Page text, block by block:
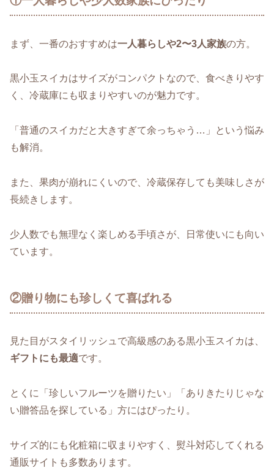
まず、一番のおすすめは一人暮らしや2〜3人家族の方。
黒小玉スイカはサイズがコンパクトなので、食べきりやす
く、冷蔵庫にも収まりやすいのが魅力です。
「普通のスイカだと大きすぎて余っちゃう…」という悩み
も解消。
また、果肉が崩れにくいので、冷蔵保存しても美味しさが
長続きします。
少人数でも無理なく楽しめる手頃さが、日常使いにも向い
ています。
②贈り物にも珍しくて喜ばれる
見た目がスタイリッシュで高級感のある黒小玉スイカは、
ギフトにも最適です。
とくに「珍しいフルーツを贈りたい」「ありきたりじゃな
い贈答品を探している」方にはぴったり。
サイズ的にも化粧箱に収まりやすく、熨斗対応してくれる
通販サイトも多数あります。